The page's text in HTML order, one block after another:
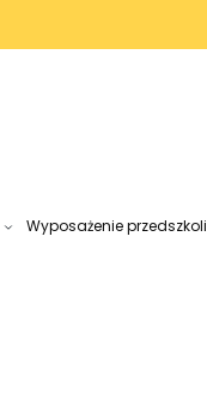
Wyposażenie przedszkoli